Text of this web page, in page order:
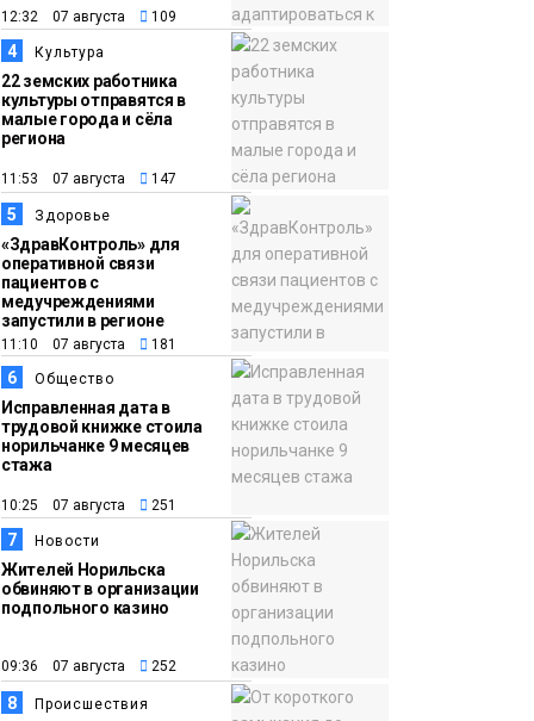
17:21
06 августа
Культура
Афиша 7–14 августа
12:32 07 августа 109
4 Культура
22 земских работника
культуры отправятся в
малые города и сёла
региона
11:53 07 августа 147
5 Здоровье
«ЗдравКонтроль» для
оперативной связи
пациентов с
медучреждениями
запустили в регионе
11:10 07 августа 181
6 Общество
Исправленная дата в
трудовой книжке стоила
норильчанке 9 месяцев
стажа
10:25 07 августа 251
7 Новости
Жителей Норильска
обвиняют в организации
подпольного казино
09:36 07 августа 252
8 Происшествия